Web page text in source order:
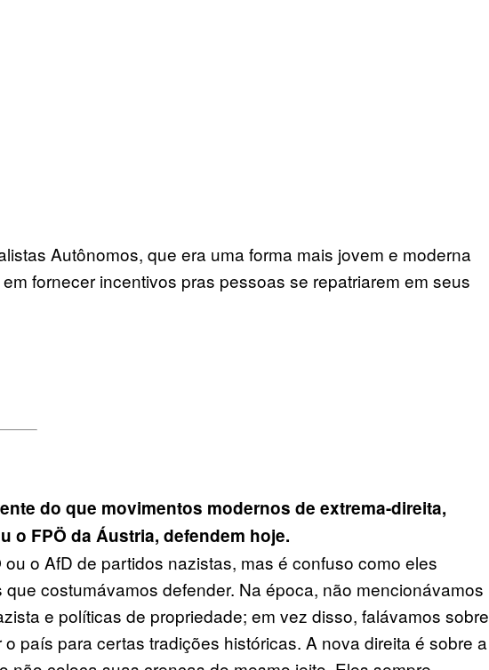
Autônomos, que era uma forma mais jovem e moderna
fornecer incentivos pras pessoas se repatriarem em seus
do que movimentos modernos de extrema-direita,
o FPÖ da Áustria, defendem hoje.
o AfD de partidos nazistas, mas é confuso como eles
costumávamos defender. Na época, não mencionávamos
e políticas de propriedade; em vez disso, falávamos sobre
país para certas tradições históricas. A nova direita é sobre a